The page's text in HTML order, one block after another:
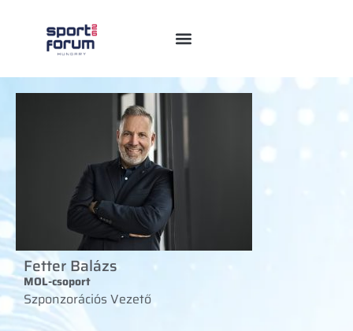
Fetter Balázs
MOL-csoport
Szponzorációs Vezető